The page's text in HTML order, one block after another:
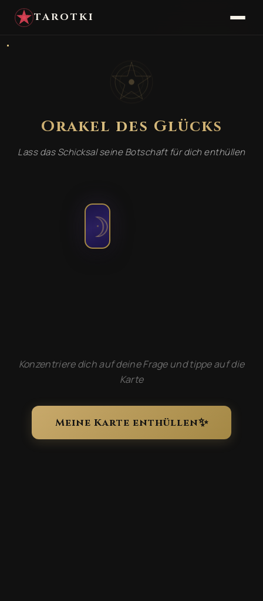
TAROTKI
Orakel des Glücks
Lass das Schicksal seine Botschaft für dich enthüllen
☽
Konzentriere dich auf deine Frage und tippe auf die
Karte
Meine Karte enthüllen✨